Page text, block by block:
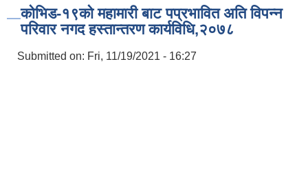
कोभिड-१९को महामारी बाट पप्रभावित अति विपन्न
परिवार नगद हस्तान्तरण कार्यविधि,२०७८
Submitted on: Fri, 11/19/2021 - 16:27